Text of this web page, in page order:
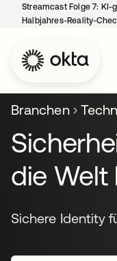
Streamcast Folge 7: KI-
Halbjahres-Reality-
Branchen
die
Sichere Identity